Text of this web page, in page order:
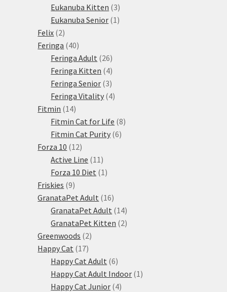
Eukanuba Kitten 33
produkty
Eukanuba Senior 1 1
Felix 22
produkty
Feringa 4040
produktů
Feringa Adult 2626
produktů
Feringa Kitten 44
produkty
Feringa Senior 33
produkty
Feringa Vitality 44
Fitmin 1414
produktů
Fitmin Cat for Life 88
Fitmin Cat Purity 66
Forza 10 1212
produktů
Active Line 11 11
produktů
Forza 10 Diet 1 1
Friskies 99
produktů
GranataPet Adult 1616
produktů
GranataPet Adult 1414
produktů
GranataPet Kitten 22
Greenwoods 22
Happy Cat 1717
produktů
Happy Cat Adult 66
produktů
Happy Cat Adult Indoor 1 1
Happy Cat Junior 44